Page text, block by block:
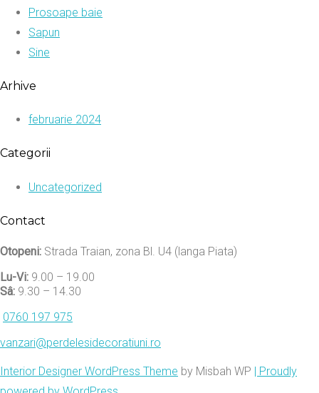
Prosoape baie
Sapun
Sine
Arhive
februarie 2024
Categorii
Uncategorized
Contact
Otopeni: Strada Traian, zona Bl. U4 (langa Piata)
Lu-Vi: 9.00 – 19.00
Sâ: 9.30 – 14.30
0760 197 975
vanzari@perdelesidecoratiuni.ro
Interior Designer WordPress Theme by Misbah WP
| Proudly